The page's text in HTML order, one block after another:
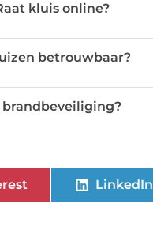
kluis online?
betrouwbaar?
brandbeveiliging?
LinkedIn